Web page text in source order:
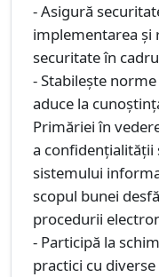
- Asigură
implementarea şi
securitate în
- Stabileşte
aduce la
Primăriei în
a confidenţialităţii
sistemului
scopul bunei
procedurii
- Participă la
practici cu